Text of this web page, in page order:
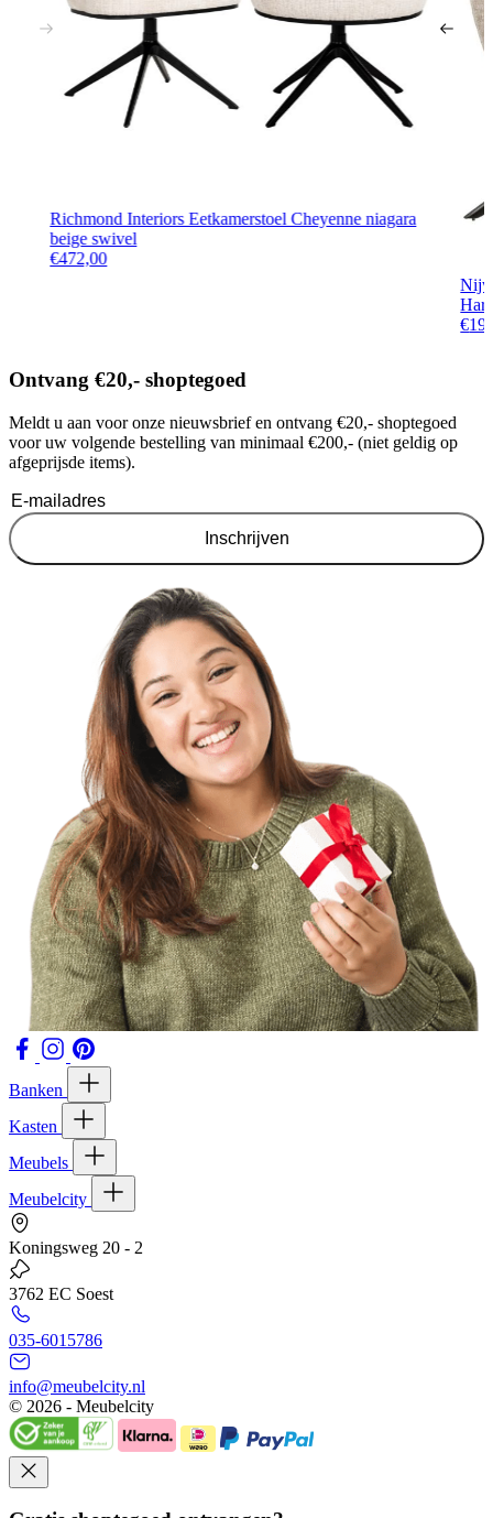
Richmond Interiors Eetkamerstoel Cheyenne niagara
beige swivel
€472,00
€
Ontvang €20,- shoptegoed
Meldt u aan voor onze nieuwsbrief en ontvang €20,- shoptegoed
voor uw volgende bestelling van minimaal €200,- (niet geldig op
afgeprijsde items).
Inschrijven
Banken
Kasten
Meubels
Meubelcity
Koningsweg 20 - 2
3762 EC Soest
035-6015786
info@meubelcity.nl
© 2026 - Meubelcity